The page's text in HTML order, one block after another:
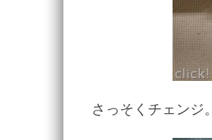
さっそくチェンジ。